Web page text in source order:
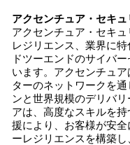
アクセンチュア・セキ
アクセンチュア・セキュ
レジリエンス、業界に
ドツーエンドのサイバ
います。アクセンチュ
ターのネットワークを
ンと世界規模のデリバ
アは、高度なスキルを
援により、お客様が安
ーレジリエンスを構築